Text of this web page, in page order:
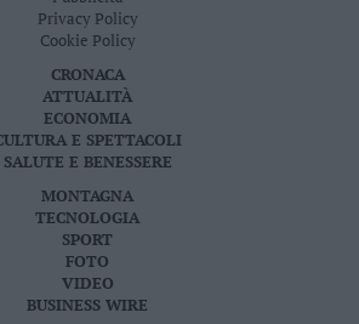
Privacy Policy
Cookie Policy
CRONACA
ATTUALITÀ
ECONOMIA
E SPETTACOLI
SALUTE E BENESSERE
MONTAGNA
TECNOLOGIA
SPORT
FOTO
VIDEO
BUSINESS WIRE